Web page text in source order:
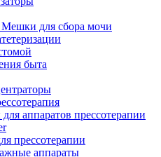
для сбора мочи
быта
аппаратов прессотерапии
прессотерапии
аппараты